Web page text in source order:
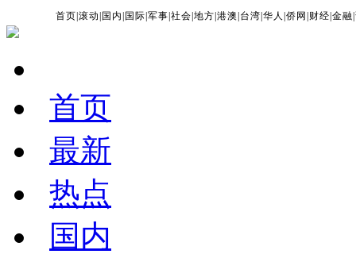
首页 |滚动 国内 国际 |军事 |社会 |地方 |港澳 台湾 |华人 |侨网 财经 |金融 |
首页
最新
热点
国内